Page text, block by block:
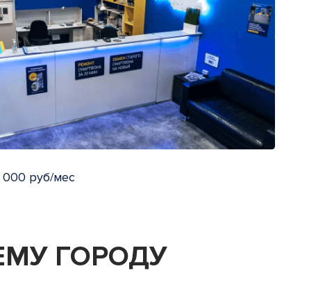
руб/мес
ГОРОДУ